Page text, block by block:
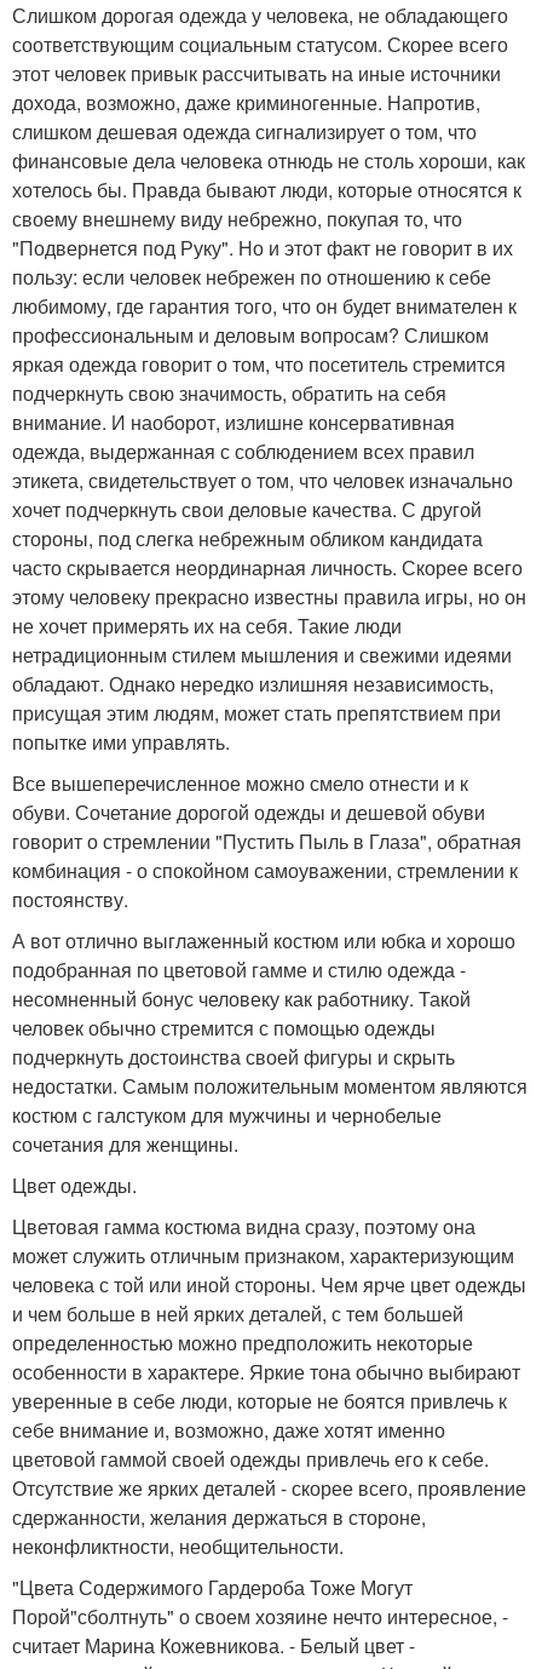
Слишком дорогая одежда у человека, не обладающего
соответствующим социальным статусом. Скорее всего
этот человек привык рассчитывать на иные источники
дохода, возможно, даже криминогенные. Напротив,
слишком дешевая одежда сигнализирует о том, что
финансовые дела человека отнюдь не столь хороши, как
хотелось бы. Правда бывают люди, которые относятся к
своему внешнему виду небрежно, покупая то, что
"Подвернется под Руку". Но и этот факт не говорит в их
пользу: если человек небрежен по отношению к себе
любимому, где гарантия того, что он будет внимателен к
профессиональным и деловым вопросам? Слишком
яркая одежда говорит о том, что посетитель стремится
подчеркнуть свою значимость, обратить на себя
внимание. И наоборот, излишне консервативная
одежда, выдержанная с соблюдением всех правил
этикета, свидетельствует о том, что человек изначально
хочет подчеркнуть свои деловые качества. С другой
стороны, под слегка небрежным обликом кандидата
часто скрывается неординарная личность. Скорее всего
этому человеку прекрасно известны правила игры, но он
не хочет примерять их на себя. Такие люди
нетрадиционным стилем мышления и свежими идеями
обладают. Однако нередко излишняя независимость,
присущая этим людям, может стать препятствием при
попытке ими управлять.
Все вышеперечисленное можно смело отнести и к
обуви. Сочетание дорогой одежды и дешевой обуви
говорит о стремлении "Пустить Пыль в Глаза", обратная
комбинация - о спокойном самоуважении, стремлении к
постоянству.
А вот отлично выглаженный костюм или юбка и хорошо
подобранная по цветовой гамме и стилю одежда -
несомненный бонус человеку как работнику. Такой
человек обычно стремится с помощью одежды
подчеркнуть достоинства своей фигуры и скрыть
недостатки. Самым положительным моментом являются
костюм с галстуком для мужчины и чернобелые
сочетания для женщины.
Цвет одежды.
Цветовая гамма костюма видна сразу, поэтому она
может служить отличным признаком, характеризующим
человека с той или иной стороны. Чем ярче цвет одежды
и чем больше в ней ярких деталей, с тем большей
определенностью можно предположить некоторые
особенности в характере. Яркие тона обычно выбирают
уверенные в себе люди, которые не боятся привлечь к
себе внимание и, возможно, даже хотят именно
цветовой гаммой своей одежды привлечь его к себе.
Отсутствие же ярких деталей - скорее всего, проявление
сдержанности, желания держаться в стороне,
неконфликтности, необщительности.
"Цвета Содержимого Гардероба Тоже Могут
Порой"сболтнуть" о своем хозяине нечто интересное, -
считает Марина Кожевникова. - Белый цвет -